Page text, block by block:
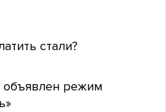
стали?
объявлен режим